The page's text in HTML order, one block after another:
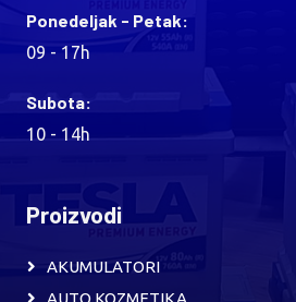
Ponedeljak - Petak:
09 - 17h
Subota:
10 - 14h
Proizvodi
AKUMULATORI